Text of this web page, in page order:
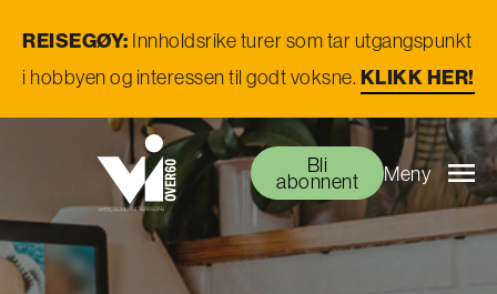
REISEGØY: Innholdsrike turer som tar utgangspunkt
i hobbyen og interessen til godt voksne.KLIKK HER!
Bli
abonnent Meny